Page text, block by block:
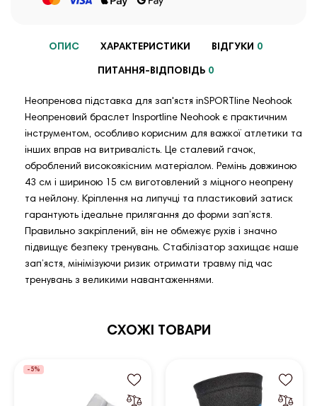
ОПИС ХАРАКТЕРИСТИКИ ВІДГУКИ 0
ПИТАННЯ-ВІДПОВІДЬ 0
Неопренова підставка для зап'ястя inSPORTline Neohook
Неопреновий браслет Insportline Neohook є практичним
інструментом, особливо корисним для важкої атлетики та
інших вправ на витривалість. Це сталевий гачок,
оброблений високоякісним матеріалом. Ремінь довжиною
43 см і шириною 15 см виготовлений з міцного неопрену
та нейлону. Кріплення на липучці та пластиковий затиск
гарантують ідеальне прилягання до форми зап’ястя.
Правильно закріплений, він не обмежує рухів і значно
підвищує безпеку тренувань. Стабілізатор захищає наше
зап’ястя, мінімізуючи ризик отримати травму під час
тренувань з великими навантаженнями.
СХОЖІ ТОВАРИ
-5%